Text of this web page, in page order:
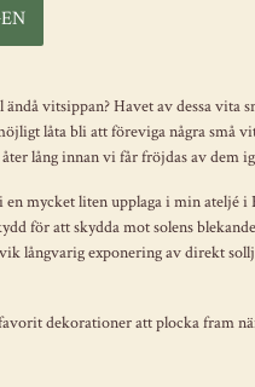
vitsippan? Havet av dessa vita
låta bli att föreviga några små
lång innan vi får fröjdas av dem
mycket liten upplaga i min ateljé i
för att skydda mot solens
långvarig exponering av direkt
dekorationer att plocka fram